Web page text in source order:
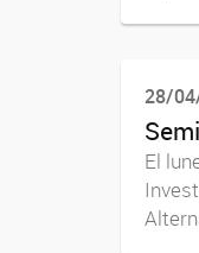
28/
El